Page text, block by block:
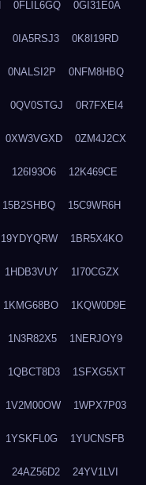
0FLIL6GQ 0GI31E0A
0IA5RSJ3 0K8I19RD
0NALSI2P 0NFM8HBQ
0QV0STGJ 0R7FXEI4
0XW3VGXD 0ZM4J2CX
126I93O6 12K469CE
15B2SHBQ 15C9WR6H
19YDYQRW 1BR5X4KO
1HDB3VUY 1I70CGZX
1KMG68BO 1KQW0D9E
1N3R82X5 1NERJOY9
1QBCT8D3 1SFXG5XT
1V2M00OW 1WPX7P03
1YSKFL0G 1YUCNSFB
24AZ56D2 24YV1LVI